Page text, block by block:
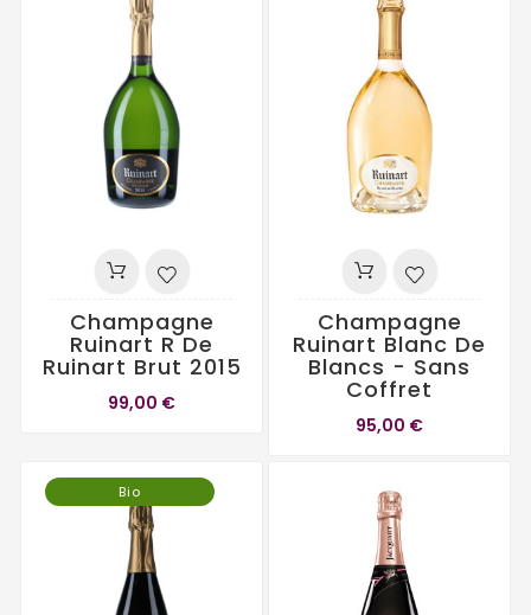
Champagne
Ruinart R De
Ruinart Brut 2015
99,00 €
Champagne
Ruinart Blanc De
Blancs - Sans
Coffret
95,00 €
Bio